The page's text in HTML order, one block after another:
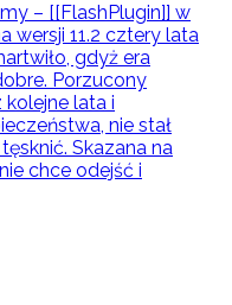
– [[FlashPlugin]] w
wersji 11.2 cztery lata
gdyż era
Porzucony
kolejne lata i
nie stał
Skazana na
chce odejść i